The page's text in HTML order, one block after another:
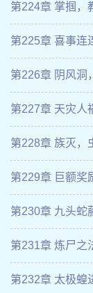
第224章 掌掴，
第225章 喜事连
第226章 阴风洞
第227章 天灾人
第228章 族灭，
第229章 巨额奖
第230章 九头蛇
第231章 炼尸之
第232章 太极蝗